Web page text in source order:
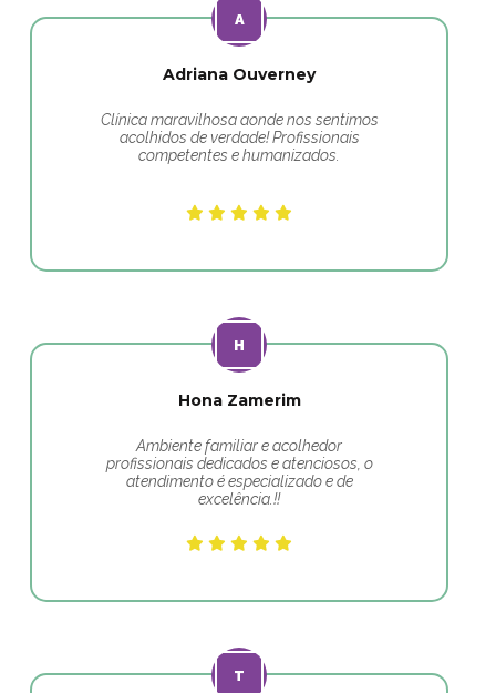
Adriana Ouverney
Clínica maravilhosa aonde nos sentimos
acolhidos de verdade! Profissionais
competentes e humanizados.
Hona Zamerim
Ambiente familiar e acolhedor
profissionais dedicados e atenciosos, o
atendimento é especializado e de
excelência.!!